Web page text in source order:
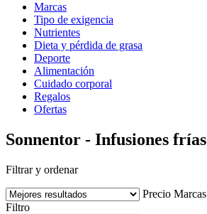
Marcas
Tipo de exigencia
Nutrientes
Dieta y pérdida de grasa
Deporte
Alimentación
Cuidado corporal
Regalos
Ofertas
Sonnentor - Infusiones frías
Filtrar y ordenar
Precio Marcas
Filtro